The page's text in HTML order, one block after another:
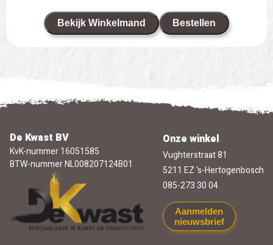
Bekijk Winkelmand Bestellen
De Kwast BV
KvK-nummer 16051585
BTW-nummer NL008207124B01
Onze winkel
Vughterstraat 81
5211 EZ 's-Hertogenbosch
085-273 30 04
Aanmelden
nieuwsbrief